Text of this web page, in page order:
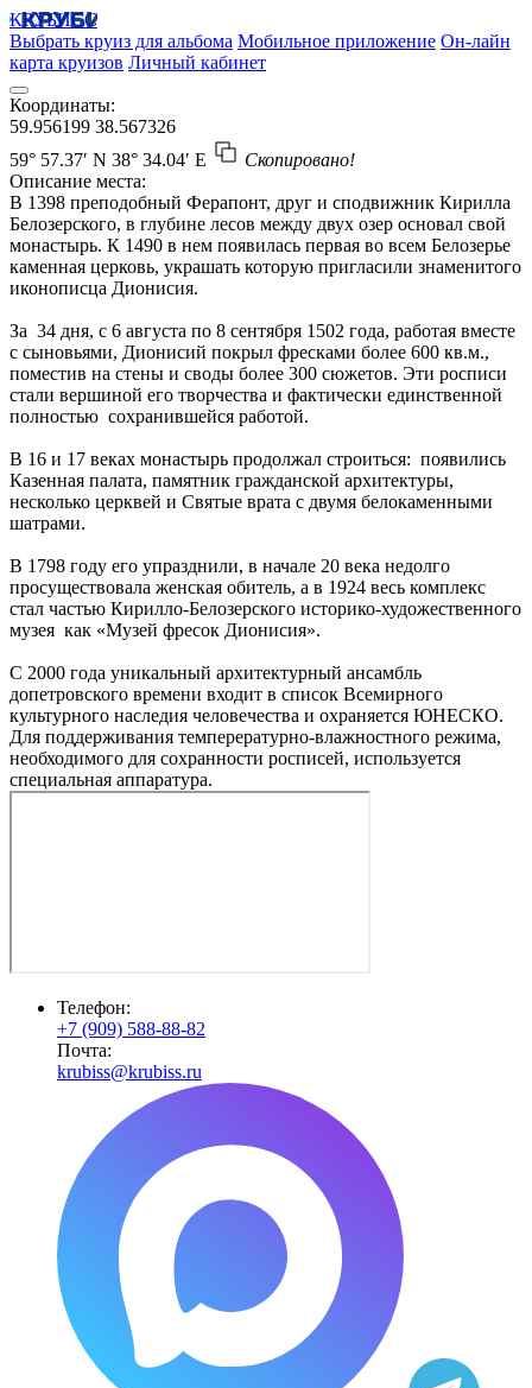
КРУБИСС
Выбрать круиз для альбома Мобильное приложение Он-лайн
карта круизов Личный кабинет
Координаты:
59.956199 38.567326
59° 57.37′ N 38° 34.04′ E
Скопировано!
Описание места:
В 1398 преподобный Ферапонт, друг и сподвижник Кирилла
Белозерского, в глубине лесов между двух озер основал свой
монастырь. К 1490 в нем появилась первая во всем Белозерье
каменная церковь, украшать которую пригласили знаменитого
иконописца Дионисия.
За 34 дня, с 6 августа по 8 сентября 1502 года, работая вместе
с сыновьями, Дионисий покрыл фресками более 600 кв.м.,
поместив на стены и своды более 300 сюжетов. Эти росписи
стали вершиной его творчества и фактически единственной
полностью сохранившейся работой.
В 16 и 17 веках монастырь продолжал строиться: появились
Казенная палата, памятник гражданской архитектуры,
несколько церквей и Святые врата с двумя белокаменными
шатрами.
В 1798 году его упразднили, в начале 20 века недолго
просуществовала женская обитель, а в 1924 весь комплекс
стал частью Кирилло-Белозерского историко-художественного
музея как «Музей фресок Дионисия».
С 2000 года уникальный архитектурный ансамбль
допетровского времени входит в список Всемирного
культурного наследия человечества и охраняется ЮНЕСКО.
Для поддерживания темперературно-влажностного режима,
необходимого для сохранности росписей, используется
специальная аппаратура.
Телефон:
+7 (909) 588-88-82
Почта:
krubiss@krubiss.ru